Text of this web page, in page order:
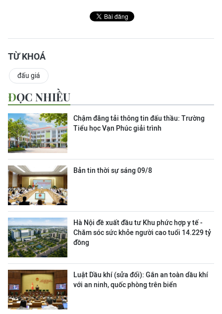
TỪ KHOÁ
đấu giá
ĐỌC NHIỀU
Chậm đăng tải thông tin đấu thầu: Trường
Tiểu học Vạn Phúc giải trình
Bản tin thời sự sáng 09/8
Hà Nội đề xuất đầu tư Khu phức hợp y tế -
Chăm sóc sức khỏe người cao tuổi 14.229 tỷ
đồng
Luật Dầu khí (sửa đổi): Gắn an toàn dầu khí
với an ninh, quốc phòng trên biển